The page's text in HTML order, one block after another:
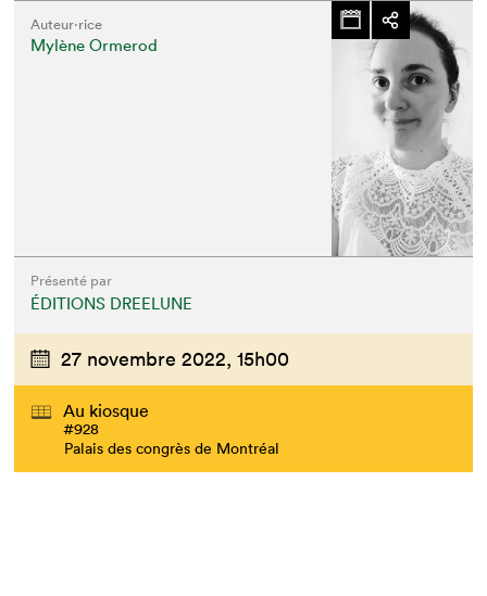
Auteur·rice
Mylène Ormerod
Présenté par
ÉDITIONS DREELUNE
27 novembre 2022, 15h00
Au kiosque
#928
Palais des congrès de Montréal